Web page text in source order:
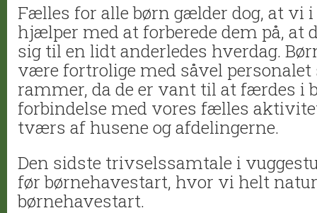
Fælles for alle børn gælder dog, at vi
hjælper med at forberede dem på,
sig til en lidt anderledes hverdag.
være fortrolige med såvel
rammer, da de er vant til at færdes i
forbindelse med vores fælles
tværs af husene og afdelingerne.
Den sidste trivselssamtale i
før børnehavestart, hvor vi helt
børnehavestart.